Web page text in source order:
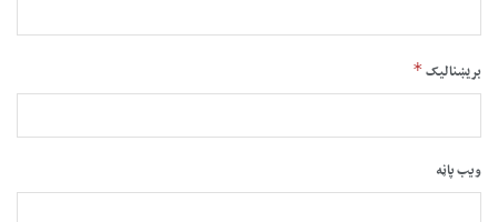
بریښنالیک*
ویب پاڼه